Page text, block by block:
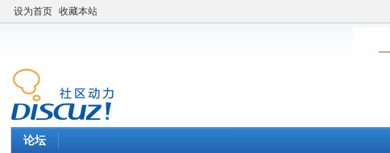
设为首页 收藏本站
论坛